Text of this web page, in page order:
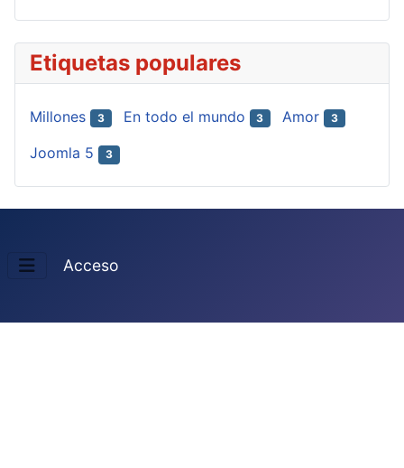
Etiquetas populares
Millones 3 En todo el mundo 3 Amor 3
Joomla 5 3
Acceso